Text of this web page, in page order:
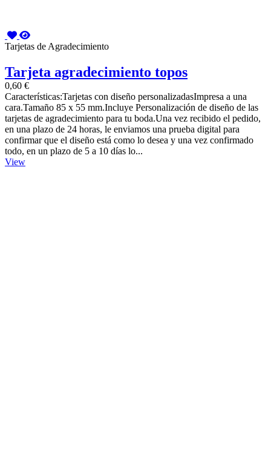
Tarjetas de Agradecimiento
Tarjeta agradecimiento topos
0,60 €
Características:Tarjetas con diseño personalizadasImpresa a una
cara.Tamaño 85 x 55 mm.Incluye Personalización de diseño de las
tarjetas de agradecimiento para tu boda.Una vez recibido el pedido,
en una plazo de 24 horas, le enviamos una prueba digital para
confirmar que el diseño está como lo desea y una vez confirmado
todo, en un plazo de 5 a 10 días lo...
View